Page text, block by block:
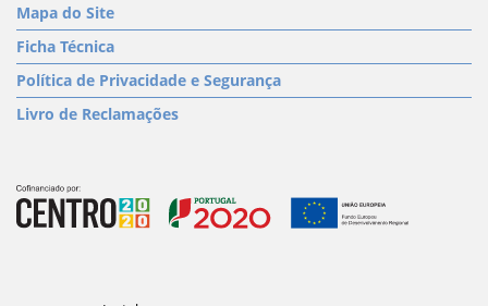
Mapa do Site
Ficha Técnica
Política de Privacidade e Segurança
Livro de Reclamações